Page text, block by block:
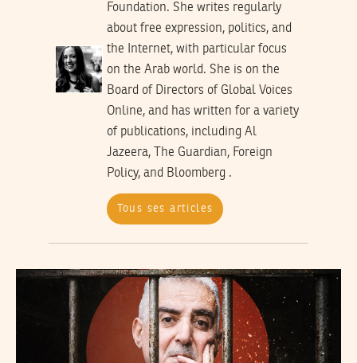
Foundation. She writes regularly
about free expression, politics, and
the Internet, with particular focus
on the Arab world. She is on the
Board of Directors of Global Voices
Online, and has written for a variety
of publications, including Al
Jazeera, The Guardian, Foreign
Policy, and Bloomberg .
Tous ses articles